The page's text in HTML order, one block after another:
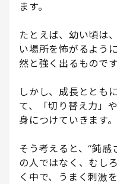
ます。
たとえば、幼い頃は
い場所を怖がるよう
然と強く出るものです
しかし、成長ととも
て、「切り替え力」
身につけていきます。
そう考えると、“鈍感
の人ではなく、むし
く中で、うまく刺激